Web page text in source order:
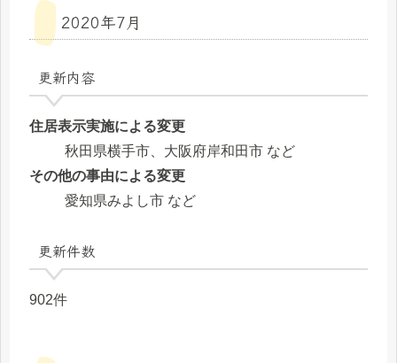
2020年7月
更新内容
住居表示実施による変更
秋田県横手市、大阪府岸和田市 など
その他の事由による変更
愛知県みよし市 など
更新件数
902件